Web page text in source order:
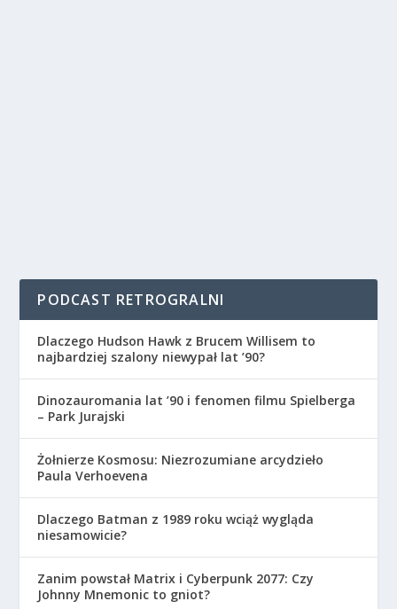
PODCAST RETROGRALNI
Dlaczego Hudson Hawk z Brucem Willisem to
najbardziej szalony niewypał lat ’90?
Dinozauromania lat ’90 i fenomen filmu Spielberga
– Park Jurajski
Żołnierze Kosmosu: Niezrozumiane arcydzieło
Paula Verhoevena
Dlaczego Batman z 1989 roku wciąż wygląda
niesamowicie?
Zanim powstał Matrix i Cyberpunk 2077: Czy
Johnny Mnemonic to gniot?